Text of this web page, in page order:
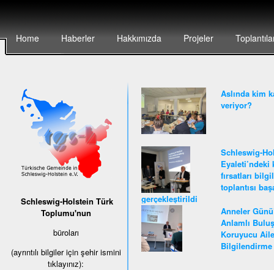
Home Haberler Hakkımızda Projeler
Schleswig-Holstein Türk
Toplumu'nun
büroları
(ayrıntılı bilgiler için şehir ismini
tıklayınız):
Aslında kim
veriyor?
Schleswig-
Eyaleti’ndeki
fırsatları
toplantısı
gerçekleştirildi
Anneler
Anlamlı
Koruyucu Aile
Bilgilendirme